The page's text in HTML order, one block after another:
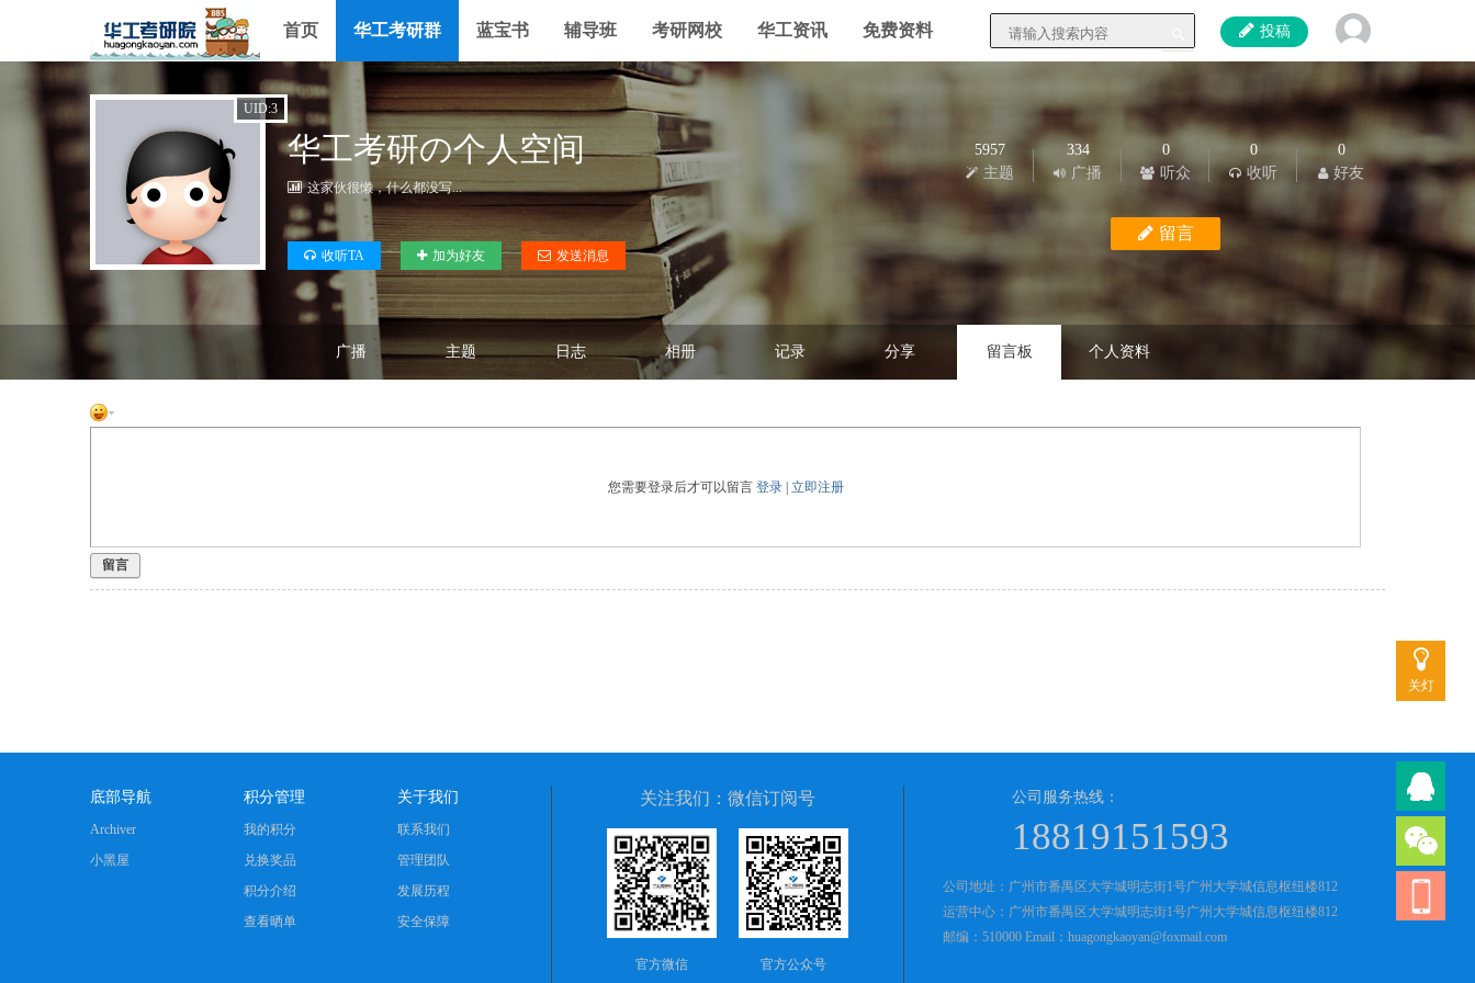
关灯
首页 华工考研群 蓝宝书 辅导班 考研网校 华工资讯 免费资料 投稿
UID:3
华工考研の个人空间
这家伙很懒，什么都没写...
收听TA 加为好友 发送消息
5957
主题
334
广播
0
听众
0
收听
0
好友
留言
广播 主题 日志 相册 记录 分享 留言板 个人资料
您需要登录后才可以留言 登录| 立即注册
留言
底部导航
Archiver
小黑屋
积分管理
我的积分
兑换奖品
积分介绍
查看晒单
关于我们
联系我们
管理团队
发展历程
安全保障
关注我们：微信订阅号
官方微信 官方公众号
公司服务热线：
18819151593
公司地址：广州市番禺区大学城明志街1号广州大学城信息枢纽楼812
运营中心：广州市番禺区大学城明志街1号广州大学城信息枢纽楼812
邮编：510000 Email：huagongkaoyan@foxmail.com